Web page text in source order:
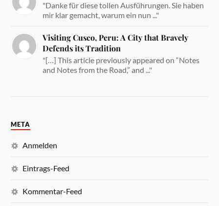
"Danke für diese tollen Ausführungen. Sie haben
mir klar gemacht, warum ein nun ..."
Visiting Cusco, Peru: A City that Bravely
Defends its Tradition
"[…] This article previously appeared on “Notes
and Notes from the Road,” and ..."
META
Anmelden
Eintrags-Feed
Kommentar-Feed